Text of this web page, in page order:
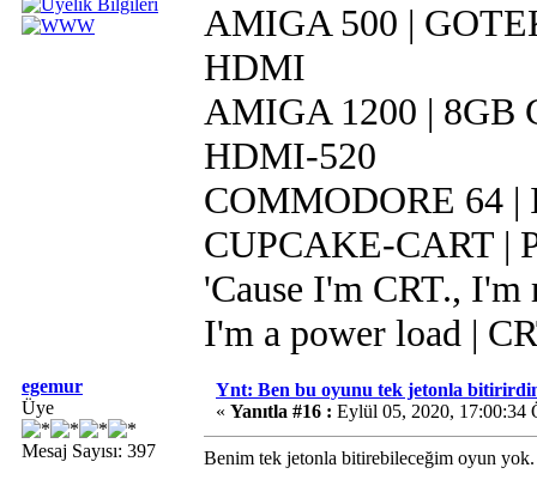
AMIGA 500 |
HDMI
AMIGA 1200 | 8GB
HDMI-520
COMMODORE 64 |
CUPCAKE-CART |
'Cause I'm CRT.,
I'm a power load |
egemur
Üye
Mesaj Sayısı: 397
Ynt: Ben bu oyunu tek jetonla
« Yanıtla #16 : Eylül 05, 2020, 17:00:34
Benim tek jetonla bitirebileceğim oyun